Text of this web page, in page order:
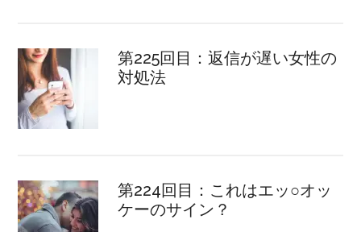
第225回目：返信が遅い女性の
対処法
第224回目：これはエッ○オッ
ケーのサイン？